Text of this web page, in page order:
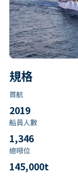
規格
首航
2019
船員人數
1,346
總噸位
145,000t